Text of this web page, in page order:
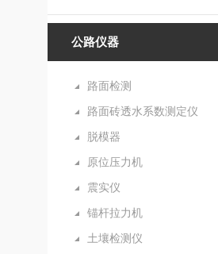
公路仪器
路面检测
路面砖透水系数测定仪
脱模器
原位压力机
震实仪
锚杆拉力机
土壤检测仪